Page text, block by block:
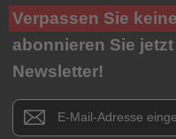
Ihre Bewertung**
★★★★★
Titel**
E-Mail-Adresse
Verpassen Sie
abonnieren Sie
Newsletter!
Newsletter E-Mail Adresse